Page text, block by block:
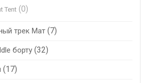
Tent (0)
трек Мат (7)
борту (32)
(17)